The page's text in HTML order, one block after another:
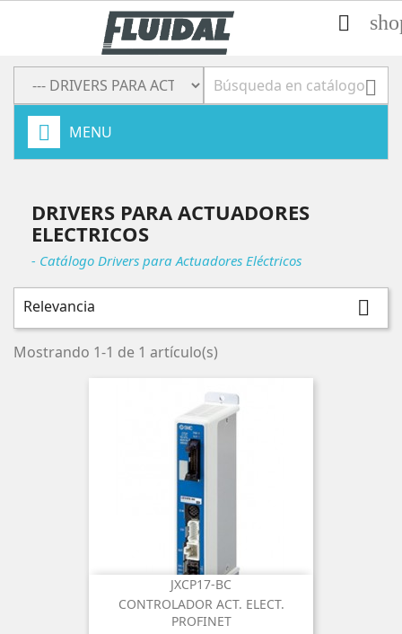


MENU
DRIVERS PARA ACTUADORES
ELECTRICOS
- Catálogo Drivers para Actuadores Eléctricos
Relevancia 
Mostrando 1-1 de 1 artículo(s)
JXCP17-BC
CONTROLADOR ACT. ELECT.
PROFINET